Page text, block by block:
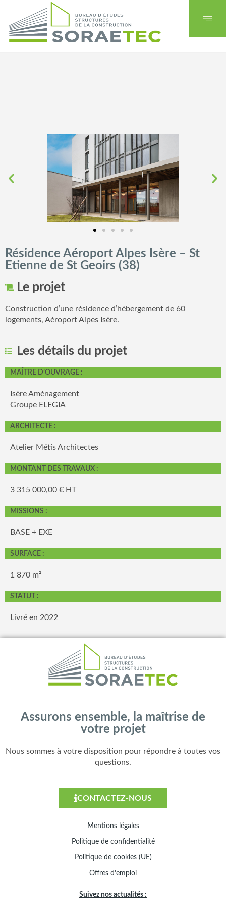
Résidence Aéroport Alpes Isère – St
Etienne de St Geoirs (38)
Le projet
Construction d’une résidence d’hébergement de 60
logements, Aéroport Alpes Isère.
Les détails du projet
MAÎTRE D’OUVRAGE :
Isère Aménagement
Groupe ELEGIA
ARCHITECTE :
Atelier Métis Architectes
MONTANT DES TRAVAUX :
3 315 000,00 € HT
MISSIONS :
BASE + EXE
SURFACE :
1 870 m²
STATUT :
Livré en 2022
Assurons ensemble, la maîtrise de
votre projet
Nous sommes à votre disposition pour répondre à toutes vos
questions.
CONTACTEZ-NOUS
Mentions légales
Politique de confidentialité
Politique de cookies (UE)
Offres d’emploi
Suivez nos actualités :